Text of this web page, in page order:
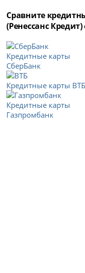
Сравните
(Ренессанс
Кредитные карты
СберБанк
Кредитные карты ВТБ
Кредитные карты
Газпромбанк